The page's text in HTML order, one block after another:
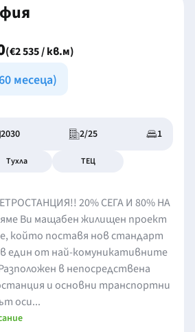
(€2 535 / кв.м)
месеца)
2030 2/25 1
Тухла
ТЕЦ
20% СЕГА И 80% НА
Ви мащабен жилищен проект
който поставя нов стандарт
един от най-комуникативните
в непосредствена
и основни транспортни
оси...